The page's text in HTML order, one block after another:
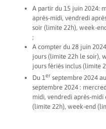
A partir du 15 juin 2024:
après-midi, vendredi
soir (limite 22h), week-
;
A compter du 28 juin
jours (limite 22h le soir),
jours fériés inclus (limite
Du 1er septembre 2024
septembre 2024 :
midi, vendredi après-midi
(limite 22h), week-end